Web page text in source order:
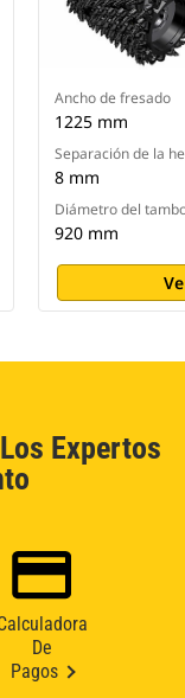
Ancho de fresado
1225 mm
Separación de la
8 mm
Diámetro del
920 mm
Expertos
De
Pagos